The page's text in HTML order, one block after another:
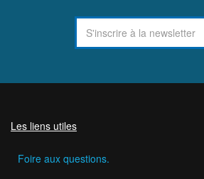
Les liens utiles
Foire aux questions.